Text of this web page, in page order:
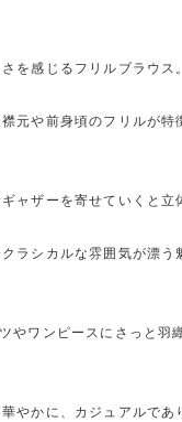
を感じるフリルブラウス。
元や前身頃のフリルが特
ャザーを寄せていくと立
ラシカルな雰囲気が漂う
やワンピースにさっと羽
やかに、カジュアルであ